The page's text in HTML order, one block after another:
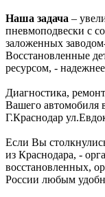
Наша задача –
пневмоподвески с
заложенных
Восстановленные
ресурсом, -
Диагностика,
Вашего автомобиля
Г.Краснодар
Если Вы
из Краснодара, -
восстановленных,
России любым